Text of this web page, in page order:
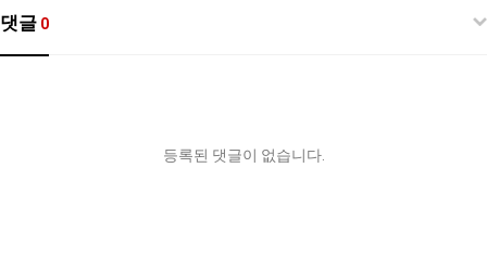
댓글 0
등록된 댓글이 없습니다.